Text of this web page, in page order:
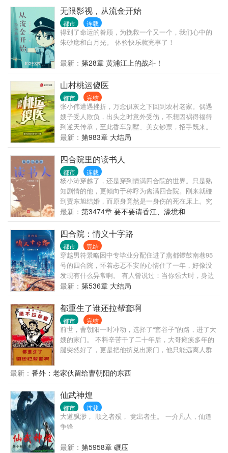
无限影视，从流金开始
都市 连载
得到了命运的眷顾，为挽救一个又一个，我们心中的
朱砂痣和白月光。 体验快乐就完事了！
最新： 第28章 黄浦江上的战斗！
山村桃运傻医
都市 完结
张小伟遭遇挫折，万念俱灰之下回到农村老家。偶遇
嫂子受人欺负，出头之时意外受伤，不想因祸得福得
到逆天传承，至此香车别墅、美女钞票，招手既来。
最新： 第983章 大结局
四合院里的读书人
都市 连载
杨小涛穿越了，还是穿到情满四合院的世界。只是熟
知剧情的他，更倾向于称呼为禽满四合院。刚来就碰
到贾东旭结婚，而原身竟然是一身伤的死在床上。究
其原因，却是……被院子里的禽兽合伙揍了，这才有
了杨小涛的穿越。同名同姓，却是不同的性格。在这
个激流勇进...
最新： 第3474章 要不要请香江、濠境和
四合院：情义十字路
都市 完结
穿越男符景略因中专毕业分配住进了燕都锣鼓南巷95
号的四合院，怀着忐忑不安的心情住了一年，好像没
发现有什么异常啊。 有人曾说过：当你强大时，身边
都是好人；当你弱小时，身边都是小人。 穿越男觉得
很有道理，决定继续坚持自己的应对方针：我不打
鱼，我只浑水摸鱼；有鱼就沉到水里，没鱼就浮出水
面。 至于四合院是禽满？还是情满？穿越男表示：这
和自己有什么关系？爱谁谁！自己的情义只付给对自
己真心的人，真心才能换真情啊。 四合院之外，自有
自己用武的广阔天地……无系统无空间，不喜勿入，
至于爽不爽？还是交由各位看官大爷来评价吧。
最新： 第536章 大结局
都重生了谁还拉帮套啊
都市 完结
前世，曹朝阳一时冲动，选择了“套谷子”的路，进了大
嫂的家门。 不料辛苦干了二十年后，大哥瘫痪多年的
腿突然好了，更是把他挤兑出家门，他只能远离人群
自己面前时，曹朝阳坚决地说“不！” 他绝不拉帮套！
他要干副业队长，要去祁连大草原打旱獭、捉藏狐、
逮雪豹，再娶个只属于自己的女人，过好自己的小日
子。 都重生了，谁还拉帮套啊。 本书又名：
最新： 番外：老家伙留给曹朝阳的东西
仙武神煌
都市 连载
大道飘渺， 顺之者殒， 竞出者生。 一介凡人，仙道
争锋
最新： 第5958章 碾压